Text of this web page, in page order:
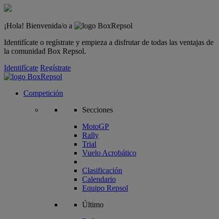
¡Hola! Bienvenida/o a
Identifícate o regístrate y empieza a disfrutar de todas las ventajas de
la comunidad Box Repsol.
Identifícate Regístrate
Competición
Secciones
MotoGP
Rally
Trial
Vuelo Acrobático
Clasificación
Calendario
Equipo Repsol
Último